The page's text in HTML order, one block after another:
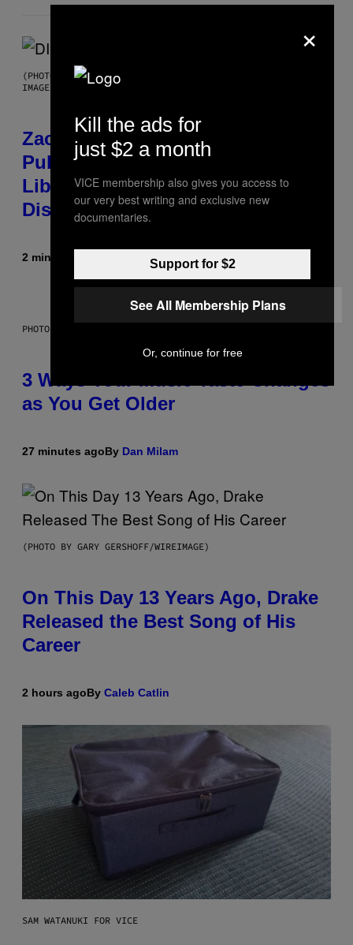
(PHOTO BY ROBERTO PANUCCI – CORBIS/CORBIS VIA GETTY
IMAGES)
Zachary Cole Smith Wants a
Publicly Owned Music Streaming
Library Built on Spotify’s
Dismantled Bones
2 minutes ago Lauren Boisvert
PHOTO ILLUSTRATION BY IAN WALDIE/GETTY IMAGES
3 Ways Your Music Taste Changes
as You Get Older
27 minutes agoBy Dan Milam
(PHOTO BY GARY GERSHOFF/WIREIMAGE)
On This Day 13 Years Ago, Drake
Released the Best Song of His
Career
2 hours agoBy Caleb Catlin
SAM WATANUKI FOR VICE
×
Kill the ads for
just $2 a month
VICE membership also gives you access to
our very best writing and exclusive new
documentaries.
Support for $2
See All Membership Plans
Or, continue for free